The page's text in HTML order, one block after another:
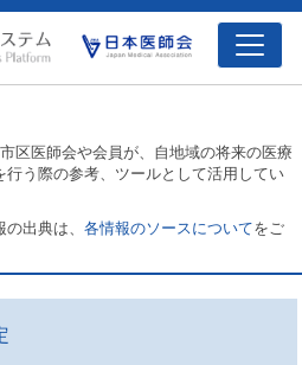
区医師会や会員が、自地域の将来の医療
う際の参考、ツールとして活用してい
の出典は、各情報のソースについてをご